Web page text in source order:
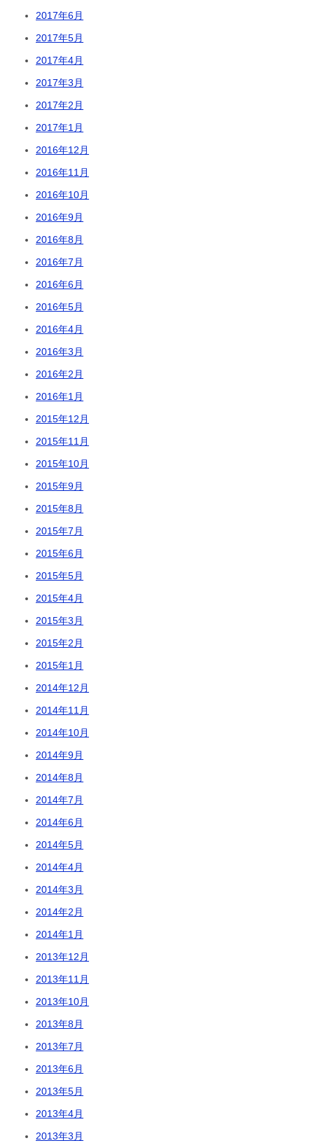
2017年6月
2017年5月
2017年4月
2017年3月
2017年2月
2017年1月
2016年12月
2016年11月
2016年10月
2016年9月
2016年8月
2016年7月
2016年6月
2016年5月
2016年4月
2016年3月
2016年2月
2016年1月
2015年12月
2015年11月
2015年10月
2015年9月
2015年8月
2015年7月
2015年6月
2015年5月
2015年4月
2015年3月
2015年2月
2015年1月
2014年12月
2014年11月
2014年10月
2014年9月
2014年8月
2014年7月
2014年6月
2014年5月
2014年4月
2014年3月
2014年2月
2014年1月
2013年12月
2013年11月
2013年10月
2013年8月
2013年7月
2013年6月
2013年5月
2013年4月
2013年3月